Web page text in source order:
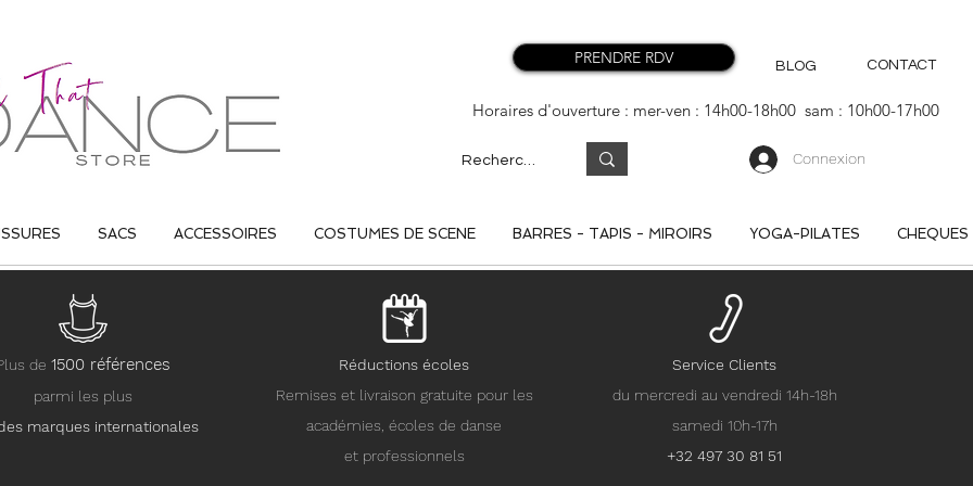
PRENDRE RDV BLOG CONTACT
Horaires d'ouverture : mer-ven : 14h00-18h00 sam : 10h00-17h00
Connexion
SACS ACCESSOIRES COSTUMES DE SCENE BARRES - TAPIS - MIROIRS YOGA-PILATES CHEQUES
de 1500 références
parmi les plus
marques internationales
Réductions écoles
Remises et livraison gratuite pour les
académies, écoles de danse
et professionnels
Service Clients
du mercredi au vendredi 14h-18h
samedi 10h-17h
+32 497 30 81 51